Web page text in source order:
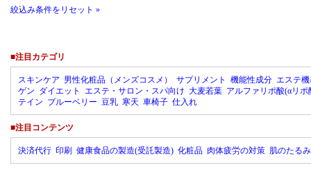
絞込み条件をリセット »
■注目カテゴリ
スキンケア 男性化粧品（メンズコスメ） サプリメント 機能性成分 エステ
ゲン ダイエット エステ・サロン・スパ向け 大麦若葉 アルファリポ酸(αリポ
テイン ブルーベリー 豆乳 寒天 車椅子 仕入れ
■注目コンテンツ
決済代行 印刷 健康食品の製造(受託製造) 化粧品 肉体疲労の対策 肌のたる